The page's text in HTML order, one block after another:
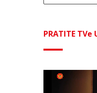
PRATITE TVe